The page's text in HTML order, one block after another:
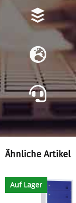
Ähnliche Artikel
Auf Lager